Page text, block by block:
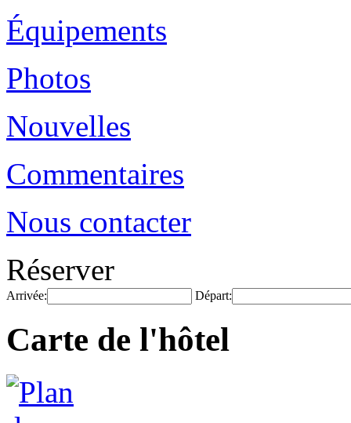
Équipements
Photos
Nouvelles
Commentaires
Nous contacter
Réserver
Arrivée: Départ:
Carte de l'hôtel